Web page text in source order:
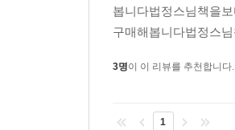
봅니다법정스님책을
구매해봅니다법정스
3명이 이 리뷰를 추천합니다.
1